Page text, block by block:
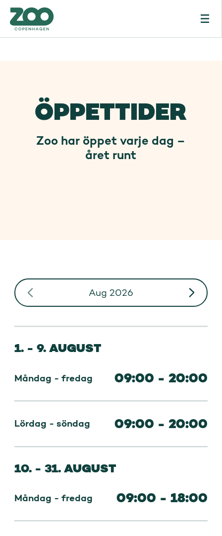
ÖPPETTIDER
Zoo har öppet varje dag –
året runt
Aug 2026
1. - 9. AUGUST
Måndag - fredag 09:00 - 20:00
Lördag - söndag 09:00 - 20:00
10. - 31. AUGUST
Måndag - fredag 09:00 - 18:00